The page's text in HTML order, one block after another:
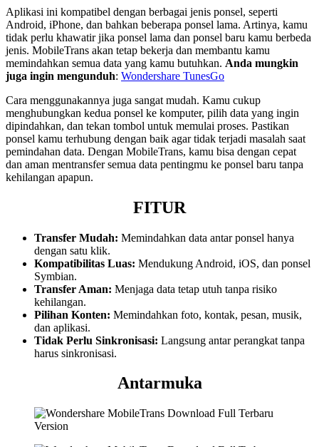
Aplikasi ini kompatibel dengan berbagai jenis ponsel, seperti
Android, iPhone, dan bahkan beberapa ponsel lama. Artinya, kamu
tidak perlu khawatir jika ponsel lama dan ponsel baru kamu berbeda
jenis. MobileTrans akan tetap bekerja dan membantu kamu
memindahkan semua data yang kamu butuhkan. Anda mungkin
juga ingin mengunduh: Wondershare TunesGo
Cara menggunakannya juga sangat mudah. Kamu cukup
menghubungkan kedua ponsel ke komputer, pilih data yang ingin
dipindahkan, dan tekan tombol untuk memulai proses. Pastikan
ponsel kamu terhubung dengan baik agar tidak terjadi masalah saat
pemindahan data. Dengan MobileTrans, kamu bisa dengan cepat
dan aman mentransfer semua data pentingmu ke ponsel baru tanpa
kehilangan apapun.
FITUR
Transfer Mudah: Memindahkan data antar ponsel hanya
dengan satu klik.
Kompatibilitas Luas: Mendukung Android, iOS, dan ponsel
Symbian.
Transfer Aman: Menjaga data tetap utuh tanpa risiko
kehilangan.
Pilihan Konten: Memindahkan foto, kontak, pesan, musik,
dan aplikasi.
Tidak Perlu Sinkronisasi: Langsung antar perangkat tanpa
harus sinkronisasi.
Antarmuka